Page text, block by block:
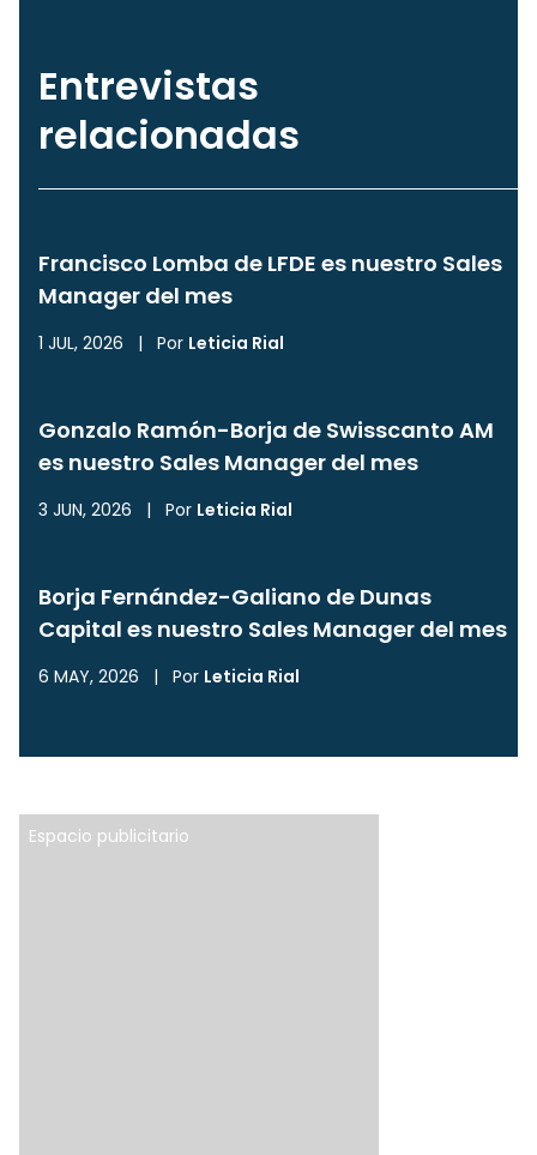
Entrevistas
relacionadas
Francisco Lomba de LFDE es nuestro Sales
Manager del mes
1 JUL, 2026 | Por Leticia Rial
Gonzalo Ramón-Borja de Swisscanto AM
es nuestro Sales Manager del mes
3 JUN, 2026 | Por Leticia Rial
Borja Fernández-Galiano de Dunas
Capital es nuestro Sales Manager del mes
6 MAY, 2026 | Por Leticia Rial
Espacio publicitario